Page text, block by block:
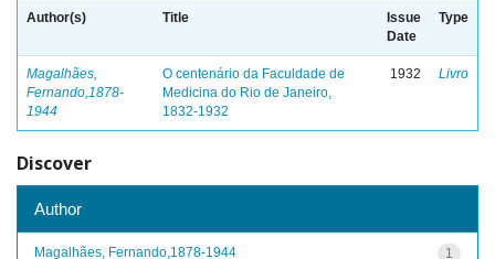
Author(s) Title
Issue
Date
Type
Magalhães,
Fernando,1878-
1944
O centenário da Faculdade de
Medicina do Rio de Janeiro,
1832-1932
1932 Livro
Discover
Author
1
Magalhães, Fernando,1878-1944